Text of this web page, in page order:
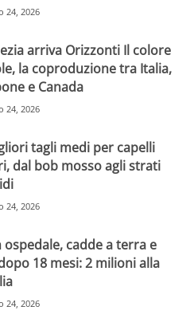
24, 2026
arriva Orizzonti Il colore
la coproduzione tra Italia,
e Canada
24, 2026
tagli medi per capelli
dal bob mosso agli strati
24, 2026
ospedale, cadde a terra e
18 mesi: 2 milioni alla
24, 2026